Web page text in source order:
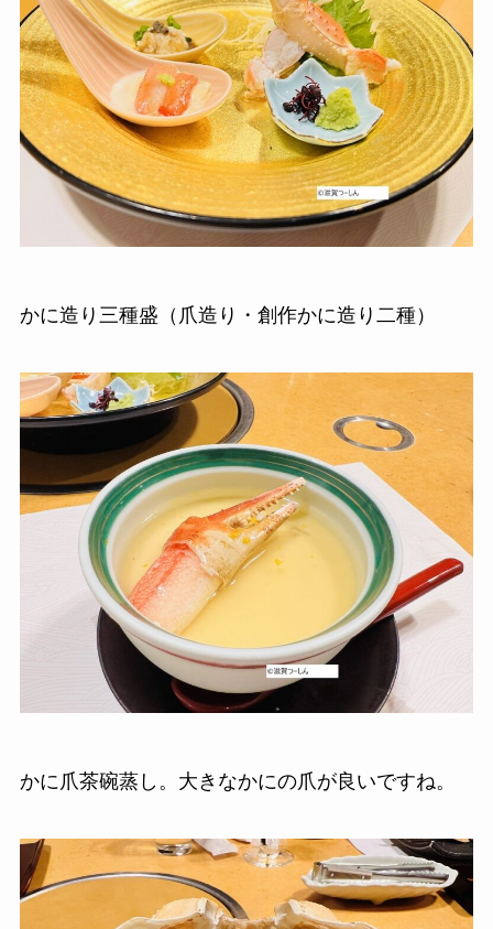
かに造り三種盛（爪造り・創作かに造り二種）
かに爪茶碗蒸し。大きなかにの爪が良いですね。